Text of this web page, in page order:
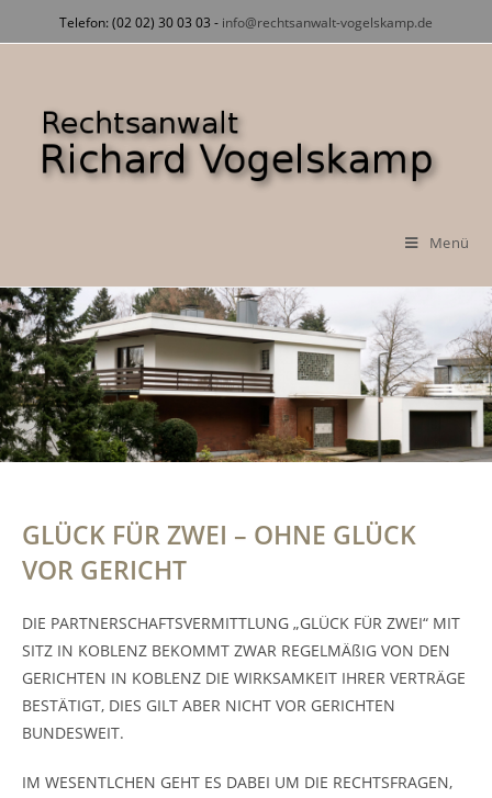
Inhalt
Telefon: (02 02) 30 03 03 - info@rechtsanwalt-vogelskamp.de
Menü
GLÜCK FÜR ZWEI – OHNE GLÜCK
VOR GERICHT
DIE PARTNERSCHAFTSVERMITTLUNG „GLÜCK FÜR ZWEI“ MIT
SITZ IN KOBLENZ BEKOMMT ZWAR REGELMÄßIG VON DEN
GERICHTEN IN KOBLENZ DIE WIRKSAMKEIT IHRER VERTRÄGE
BESTÄTIGT, DIES GILT ABER NICHT VOR GERICHTEN
BUNDESWEIT.
IM WESENTLCHEN GEHT ES DABEI UM DIE RECHTSFRAGEN,